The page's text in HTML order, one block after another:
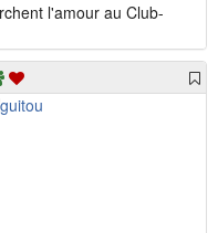
l'amour au Club-